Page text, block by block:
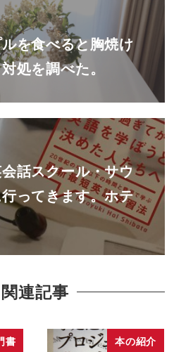
を食べると胸焼け
処を調べた。
話スクール・サウ
ってきます。ホテ
関連記事
書 本の紹介